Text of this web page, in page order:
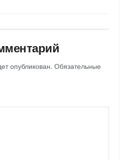
опубликован. Обязательные